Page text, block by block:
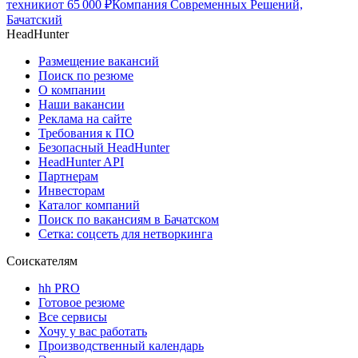
техникиот 65 000 ₽Компания Современных Решений,
Бачатский
HeadHunter
Размещение вакансий
Поиск по резюме
О компании
Наши вакансии
Реклама на сайте
Требования к ПО
Безопасный HeadHunter
HeadHunter API
Партнерам
Инвесторам
Каталог компаний
Поиск по вакансиям в Бачатском
Сетка: соцсеть для нетворкинга
Соискателям
hh PRO
Готовое резюме
Все сервисы
Хочу у вас работать
Производственный календарь